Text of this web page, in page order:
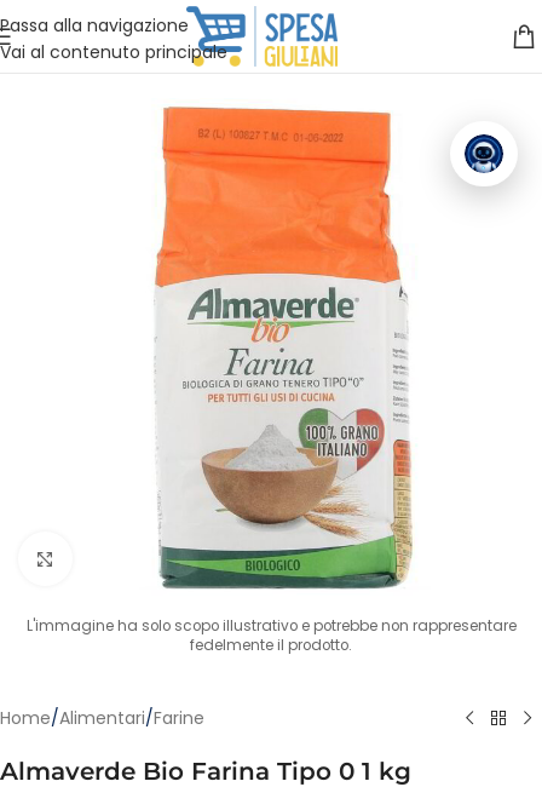
Passa alla navigazione
Vai al contenuto principale
Vuoi assistenza?Clicca qui e ti richiamiamo noi
Clicca per ingrandire
L'immagine ha solo scopo illustrativo e potrebbe non rappresentare
fedelmente il prodotto.
Home/Alimentari/Farine
Almaverde Bio Farina Tipo 0 1 kg